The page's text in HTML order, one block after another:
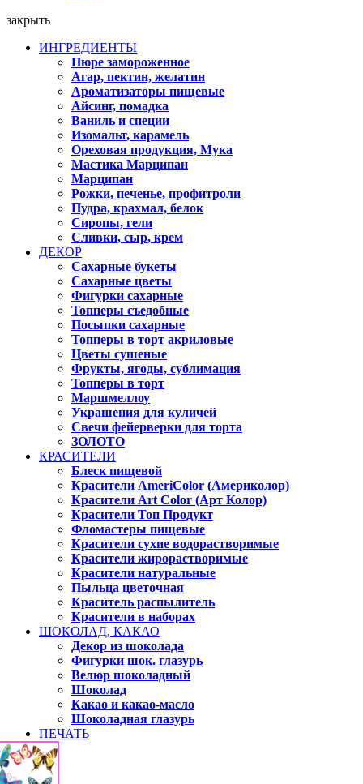
закрыть
ИНГРЕДИЕНТЫ
Пюре замороженное
Агар, пектин, желатин
Ароматизаторы пищевые
Айсинг, помадка
Ваниль и специи
Изомальт, карамель
Ореховая продукция, Мука
Мастика Марципан
Марципан
Рожки, печенье, профитроли
Пудра, крахмал, белок
Сиропы, гели
Сливки, сыр, крем
ДЕКОР
Сахарные букеты
Сахарные цветы
Фигурки сахарные
Топперы съедобные
Посыпки сахарные
Топперы в торт акриловые
Цветы сушеные
Фрукты, ягоды, сублимация
Топперы в торт
Маршмеллоу
Украшения для куличей
Свечи фейерверки для торта
ЗОЛОТО
КРАСИТЕЛИ
Блеск пищевой
Красители AmeriColor (Америколор)
Красители Art Color (Арт Колор)
Красители Топ Продукт
Фломастеры пищевые
Красители сухие водорастворимые
Красители жирорастворимые
Красители натуральные
Пыльца цветочная
Краситель распылитель
Красители в наборах
ШОКОЛАД, КАКАО
Декор из шоколада
Фигурки шок. глазурь
Велюр шоколадный
Шоколад
Какао и какао-масло
Шоколадная глазурь
ПЕЧАТЬ